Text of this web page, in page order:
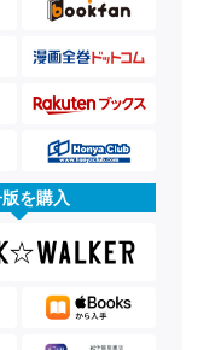
を購入